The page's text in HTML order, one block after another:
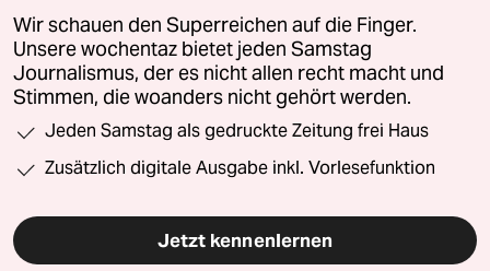
Wir schauen den Superreichen auf die Finger.
Unsere wochentaz bietet jeden Samstag
Journalismus, der es nicht allen recht macht und
Stimmen, die woanders nicht gehört werden.
Jeden Samstag als gedruckte Zeitung frei Haus
Zusätzlich digitale Ausgabe inkl. Vorlesefunktion
Jetzt kennenlernen